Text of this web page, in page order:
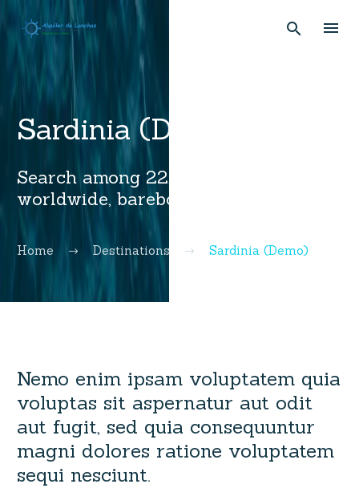
Sardinia (Demo)
Search among 22,375 certified boats
worldwide, bareboat or skippered
Home Destinations Sardinia (Demo)
Nemo enim ipsam voluptatem quia
voluptas sit aspernatur aut odit
aut fugit, sed quia consequuntur
magni dolores ratione voluptatem
sequi nesciunt.